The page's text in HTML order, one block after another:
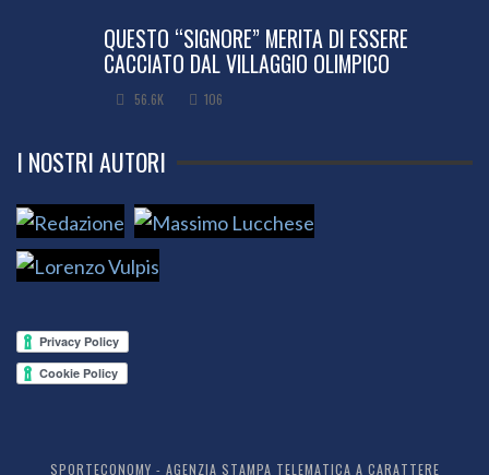
QUESTO “SIGNORE” MERITA DI ESSERE
CACCIATO DAL VILLAGGIO OLIMPICO
56.6K 106
I NOSTRI AUTORI
SPORTECONOMY - AGENZIA STAMPA TELEMATICA A CARATTERE